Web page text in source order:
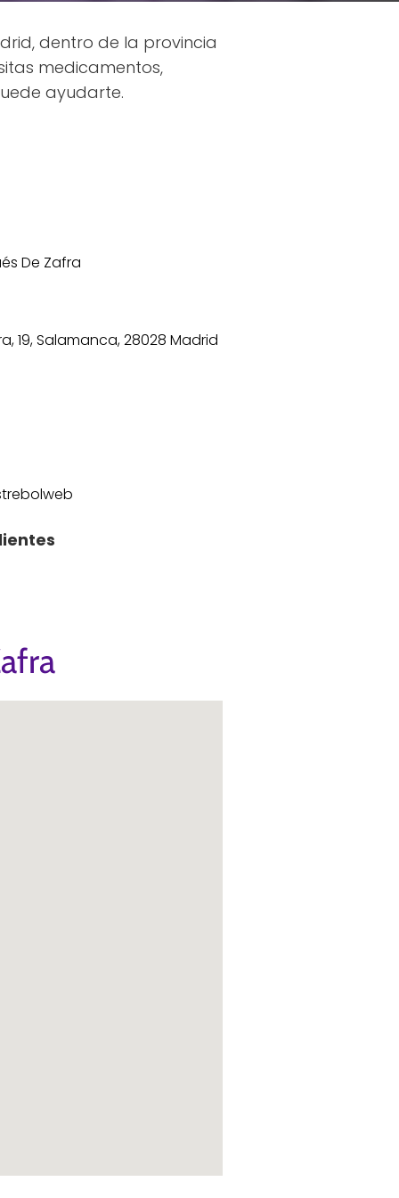
dentro de la provincia
medicamentos,
ayudarte.
De Zafra
19, Salamanca, 28028 Madrid